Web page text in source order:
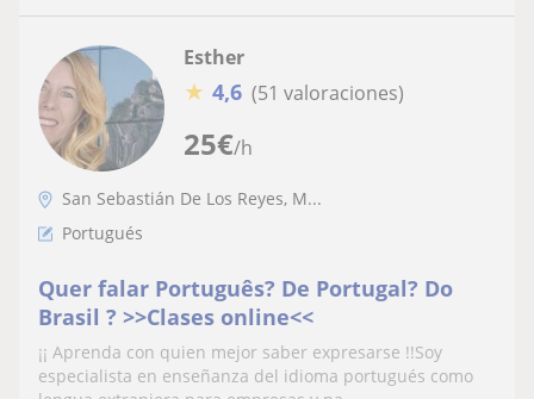
25€/h
Esther
★ 4,6 (51 valoraciones)
San Sebastián De Los Reyes, M...
Portugués
Quer falar Português? De Portugal? Do
Brasil ? >>Clases online<<
¡¡ Aprenda con quien mejor saber expresarse !!Soy
especialista en enseñanza del idioma portugués como